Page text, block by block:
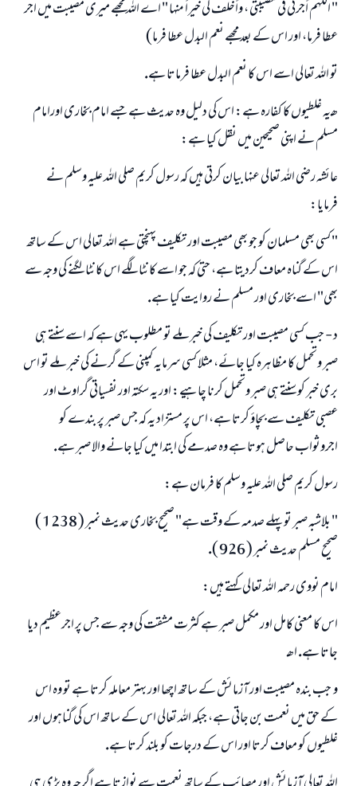
" اللهم أجرني في مصيبتي ، وأخلف لي خيراً منها " اے اللہ مجھے ميرى مصيبت ميں اجر
عطا فرما، اور اس كے بعد مجھے نعم البدل عطا فرما)
تو اللہ تعالى اسے اس كا نعم البدل عطا فرماتا ہے.
ھـ يہ غلطيوں كا كفارہ ہے: اس كى دليل وہ حديث ہے جسے امام بخارى اورامام
مسلم نے اپنى صحيحين ميں نقل كيا ہے:
عائشہ رضي اللہ تعالى عنہا بيان كرتى ہيں كہ رسول كريم صلى اللہ عليہ وسلم نے
فرمايا:
" كسى بھى مسلمان كو جو بھى مصيبت اور تكليف پہنچتى ہے اللہ تعالى اس كے ساتھ
اس كے گناہ معاف كرديتا ہے، حتى كہ جو اسے كانٹا لگے اس كانٹا لگنے كى وجہ سے
بھى" اسے بخارى اور مسلم نے روايت كيا ہے.
د - جب كسى مصيبت اور تكليف كى خبر ملے تو مطلوب يہى ہے كہ اسے سنتے ہى
صبر وتحمل كا مظاہرہ كيا جائے، مثلا كسى سرمايہ كمپنى كے گرنے كى خبر ملے تو اس
برى خبر كو سنتے ہى صبر وتحمل كرنا چاہيے: اور يہ سكتہ اور نفسياتى گراوٹ اور
عصبى تكليف سے بچاؤ كرتا ہے، اس پر مستزاد يہ كہ جس صبر پر بندے كو
اجروثواب حاصل ہوتا ہے وہ صدمے كى ابتدا ميں كيا جانے والا صبر ہے.
رسول كريم صلى اللہ عليہ وسلم كا فرمان ہے:
" بلاشبہ صبر تو پہلے صدمہ كے وقت ہے" صحيح بخارى حديث نمبر ( 1238 )
صحيح مسلم حديث نمبر ( 926 ).
امام نووى رحمہ اللہ تعالى كہتے ہيں:
اس كا معنى كامل اور مكمل صبر ہے كثرت مشقت كى وجہ سے جس پر اجرعظيم ديا
جاتا ہے. اھـ
و ـ جب بندہ مصيبت اور آزمائش كے ساتھ اچھا اور بہتر معاملہ كرتا ہے تو وہ اس
كے حق ميں نعمت بن جاتى ہے، جبكہ اللہ تعالى اس كے ساتھ اس كى گناہوں اور
غلطيوں كو معاف كرتا اور اس كے درجات كو بلند كرتا ہے.
جواب نمبر 110845 نے نکاح ٹوٹنے سے بچایا۔